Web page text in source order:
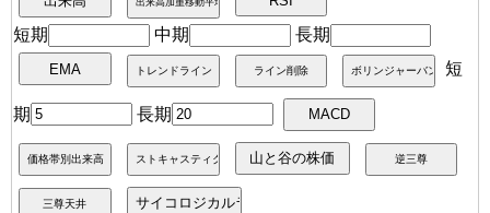
短期 中期
長期
短
期 長期